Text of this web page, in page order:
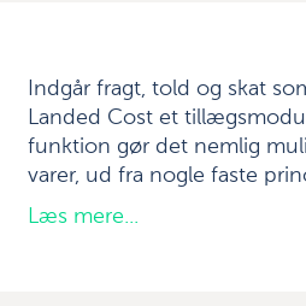
Indgår fragt, told og skat
Landed Cost et
funktion gør det nemlig
varer, ud fra nogle faste
Læs mere...